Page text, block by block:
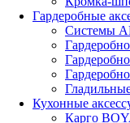
Гардеробные
Системы
Кухонные
Карго